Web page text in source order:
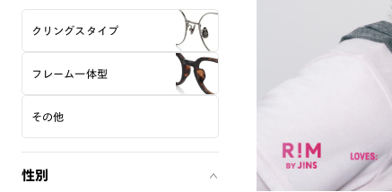
クリングスタイプ
フレーム一体型
その他
性別